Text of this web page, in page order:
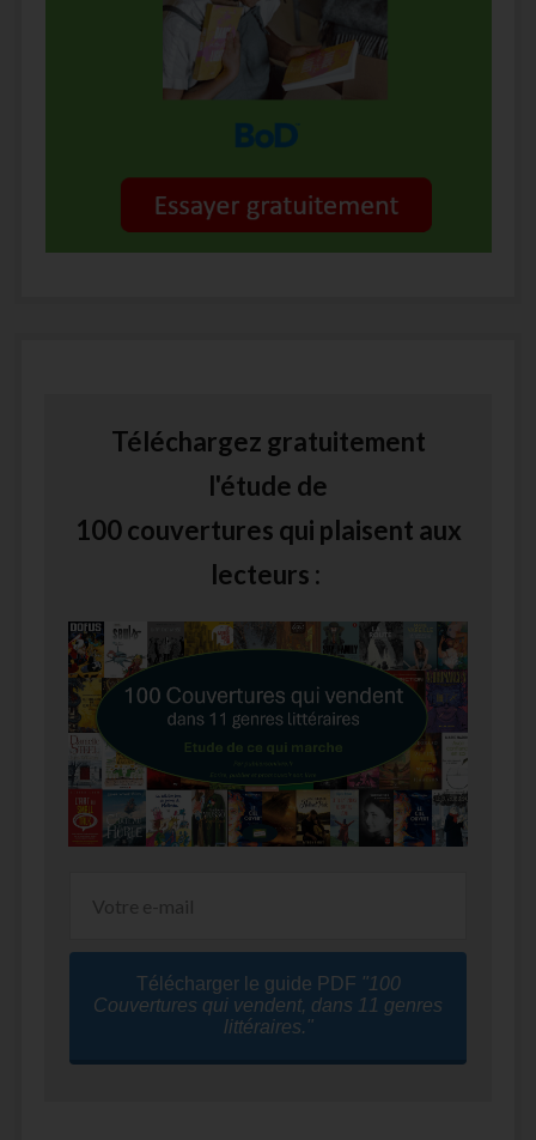
Téléchargez gratuitement
l'étude de
100 couvertures qui plaisent aux
lecteurs :
Télécharger le guide PDF "100
Couvertures qui vendent, dans 11 genres
littéraires."